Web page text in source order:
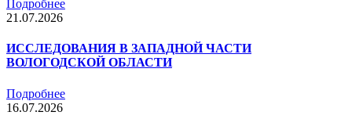
Подробнее
21.07.2026
ИССЛЕДОВАНИЯ В ЗАПАДНОЙ ЧАСТИ
ВОЛОГОДСКОЙ ОБЛАСТИ
Подробнее
16.07.2026